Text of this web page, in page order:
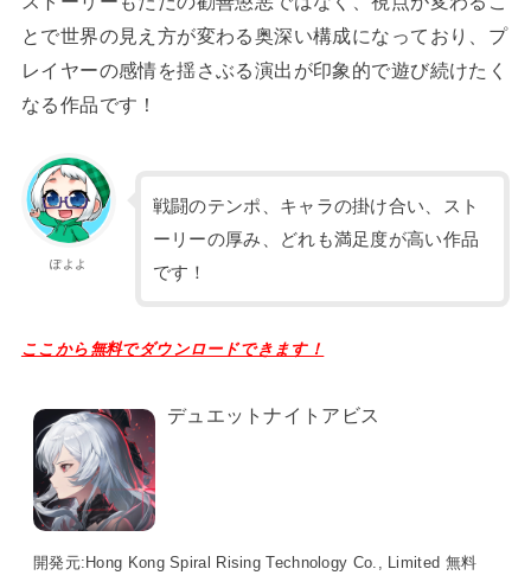
とで世界の見え方が変わる奥深い構成になっており、プ
レイヤーの感情を揺さぶる演出が印象的で遊び続けたく
なる作品です！
ぽよよ
戦闘のテンポ、キャラの掛け合い、スト
ーリーの厚み、どれも満足度が高い作品
です！
ここから無料でダウンロードできます！
デュエットナイトアビス
開発元:Hong Kong Spiral Rising Technology Co., Limited 無料